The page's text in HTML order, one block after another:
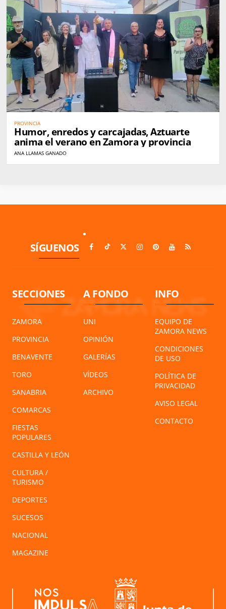
PROVINCIA
Humor, enredos y carcajadas, Aztuarte
anima el verano en Zamora y provincia
ANA LLAMAS GANADO
SÍGUENOS
SECCIONES
ZAMORA
PROVINCIA
BENAVENTE
TORO
SANABRIA
COMARCAS
FIESTAS
POPULARES
CASTILLA Y LEÓN
CULTURA /
TURISMO
DEPORTES
SUCESOS
NACIONAL
MAGAZINE
A FONDO
UNI
OPINIÓN
GALERÍAS
VÍDEOS
ARCHIVO
INFO
EQUIPO DE
ZAMORA NEWS
CONDICIONES
DE USO
POLÍTICA DE
PRIVACIDAD
AVISO LEGAL
CONTACTO